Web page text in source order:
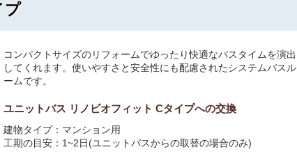
プ
コンパクトサイズのリフォームでゆったり快適なバスタイムを演出
してくれます。使いやすさと安全性にも配慮されたシステムバスル
ームです。
ユニットバス リノビオフィット Cタイプへの交換
建物タイプ： マンション用
工期の目安：1~2日(ユニットバスからの取替の場合のみ)